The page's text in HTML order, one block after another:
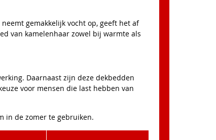
gemakkelijk vocht op, geeft het af
van kamelenhaar zowel bij warmte als
Daarnaast zijn deze dekbedden
voor mensen die last hebben van
in de zomer te gebruiken.